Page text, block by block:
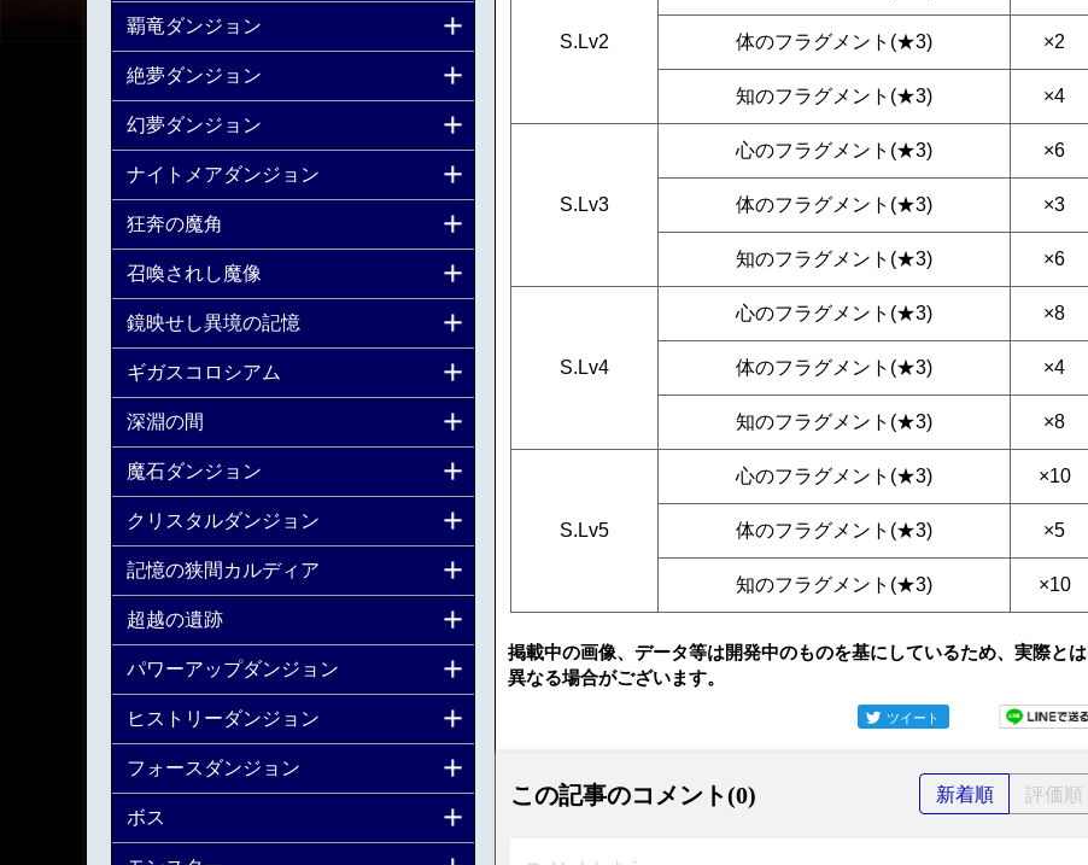
S.Lv2 体のフラグメント(★3) ×2
知のフラグメント(★3) ×4
S.Lv3
心のフラグメント(★3) ×6
体のフラグメント(★3) ×3
知のフラグメント(★3) ×6
S.Lv4
心のフラグメント(★3) ×8
体のフラグメント(★3) ×4
知のフラグメント(★3) ×8
S.Lv5
心のフラグメント(★3) ×10
体のフラグメント(★3) ×5
知のフラグメント(★3) ×10
掲載中の画像、データ等は開発中のものを基にしているため、実際とは
異なる場合がございます。
ツイート
この記事のコメント(0) 新着順 評価順
覇竜ダンジョン
絶夢ダンジョン
幻夢ダンジョン
ナイトメアダンジョン
狂奔の魔角
召喚されし魔像
鏡映せし異境の記憶
ギガスコロシアム
深淵の間
魔石ダンジョン
クリスタルダンジョン
記憶の狭間カルディア
超越の遺跡
パワーアップダンジョン
ヒストリーダンジョン
フォースダンジョン
ボス